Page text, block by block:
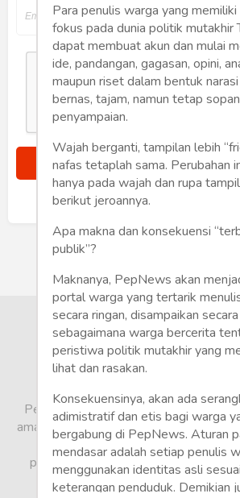
Hankam
Internasional
Bisnis
Humaniora
Sketsa
Gaya
Wisata
Wanita
Sudah punya akun?
Para penulis warga yang
fokus pada dunia politik mutakhir
dapat membuat akun dan mulai
ide, pandangan, gagasan, opini,
maupun riset dalam bentuk
bernas, tajam, namun tetap
penyampaian.
Wajah berganti, tampilan lebih
nafas tetaplah sama. Perubahan
hanya pada wajah dan rupa
berikut jeroannya.
Apa makna dan konsekuensi
publik”?
Maknanya, PepNews akan
portal warga yang tertarik
secara ringan, disampaikan
sebagaimana warga bercerita
peristiwa politik mutakhir yang
lihat dan rasakan.
Konsekuensinya, akan ada
adimistratif dan etis bagi warga
bergabung di PepNews. Aturan
mendasar adalah setiap penulis
menggunakan identitas asli
keterangan penduduk. Demikian
PepNews.com adalah media warga,
amatir dan profesional menyampaikan
bentuk artikel mapun feature yang
pandang tidak biasa, yang berbeda
berita media arus utama.